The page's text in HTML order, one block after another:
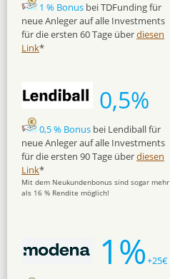
1 % Bonus bei TDFunding für
neue Anleger auf alle Investments
für die ersten 60 Tage überdiesen
Link*
0,5%
0,5 % Bonus bei Lendiball für
neue Anleger auf alle Investments
für die ersten 90 Tage überdiesen
Link*
Mit dem Neukundenbonus sind sogar mehr
als 16 % Rendite möglich!
1%+25€